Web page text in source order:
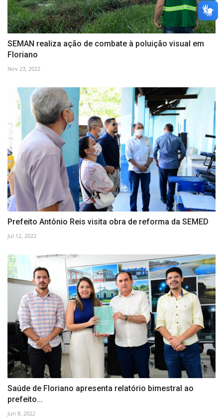
SEMAN realiza ação de combate à poluição visual em
Floriano
Nov 23, 2022
Prefeito Antônio Reis visita obra de reforma da SEMED
Jul 12, 2022
Saúde de Floriano apresenta relatório bimestral ao
prefeito...
Jun 8, 2022